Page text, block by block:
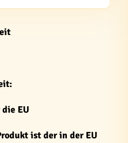
EU
ist der in der EU